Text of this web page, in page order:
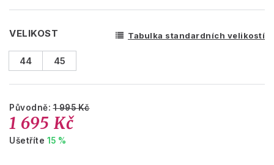
VELIKOST Tabulka standardních velikostí
44 45
Původně:1 995 Kč
1 695 Kč
Ušetříte 15 %